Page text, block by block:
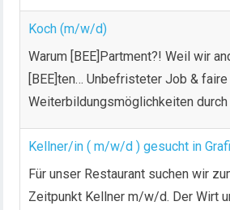
Koch (m/w/d)
Warum [BEE]Partment?! Weil wir
[BEE]ten… Unbefristeter Job & faire
Weiterbildungsmöglichkeiten durch
Kellner/in ( m/w/d ) gesucht in
Für unser Restaurant suchen wir
Zeitpunkt Kellner m/w/d. Der Wirt